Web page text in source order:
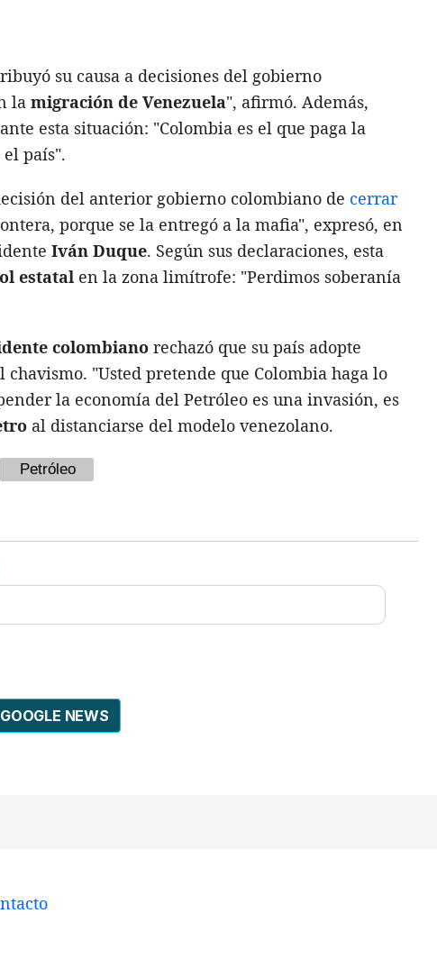
su causa a decisiones del gobierno
la migración de Venezuela", afirmó. Además,
esta situación: "Colombia es el que paga la
país".
del anterior gobierno colombiano de cerrar
porque se la entregó a la mafia", expresó, en
Iván Duque. Según sus declaraciones, esta
estatal en la zona limítrofe: "Perdimos soberanía
colombiano rechazó que su país adopte
"Usted pretende que Colombia haga lo
la economía del Petróleo es una invasión, es
al distanciarse del modelo venezolano.
Petróleo
NEWS